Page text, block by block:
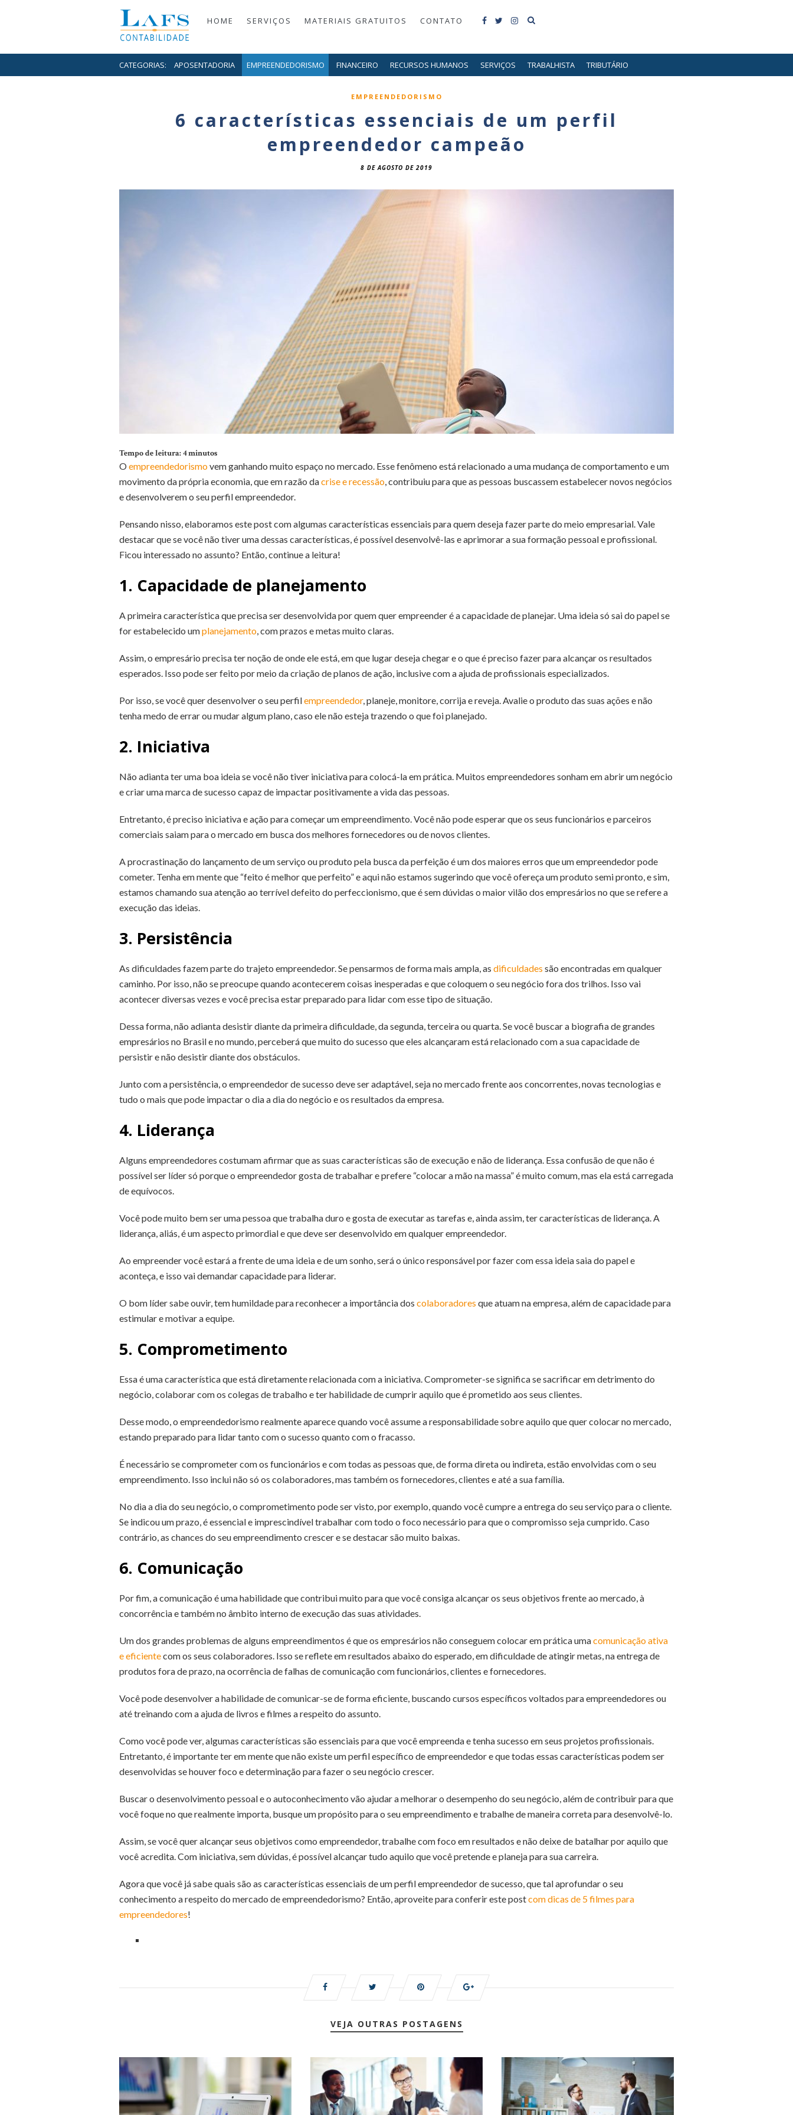
HOME SERVIÇOS MATERIAIS GRATUITOS CONTATO
CATEGORIAS: APOSENTADORIA EMPREENDEDORISMO FINANCEIRO RECURSOS HUMANOS SERVIÇOS TRABALHISTA TRIBUTÁRIO
EMPREENDEDORISMO
6 características essenciais de um perfil
empreendedor campeão
8 DE AGOSTO DE 2019
Tempo de leitura:4minutos
Oempreendedorismovem ganhando muito espaço no mercado. Esse fenômeno está relacionado a uma mudança de comportamento e um
movimento da própria economia, que em razão dacrise e recessão , contribuiu para que as pessoas buscassem estabelecer novos negócios
e desenvolverem o seu perfil empreendedor.
Pensando nisso, elaboramos este post com algumas características essenciais para quem deseja fazer parte do meio empresarial. Vale
destacar que se você não tiver uma dessas características, é possível desenvolvê-las e aprimorar a sua formação pessoal e profissional.
Ficou interessado no assunto? Então, continue a leitura!
1. Capacidade de planejamento
A primeira característica que precisa ser desenvolvida por quem quer empreender é a capacidade de planejar. Uma ideia só sai do papel se
for estabelecido umplanejamento , com prazos e metas muito claras.
Assim, o empresário precisa ter noção de onde ele está, em que lugar deseja chegar e o que é preciso fazer para alcançar os resultados
esperados. Isso pode ser feito por meio da criação de planos de ação, inclusive com a ajuda de profissionais especializados.
Por isso, se você quer desenvolver o seu perfilempreendedor, planeje, monitore, corrija e reveja. Avalie o produto das suas ações e não
tenha medo de errar ou mudar algum plano, caso ele não esteja trazendo o que foi planejado.
2. Iniciativa
Não adianta ter uma boa ideia se você não tiver iniciativa para colocá-la em prática. Muitos empreendedores sonham em abrir um negócio
e criar uma marca de sucesso capaz de impactar positivamente a vida das pessoas.
Entretanto, é preciso iniciativa e ação para começar um empreendimento. Você não pode esperar que os seus funcionários e parceiros
comerciais saiam para o mercado em busca dos melhores fornecedores ou de novos clientes.
A procrastinação do lançamento de um serviço ou produto pela busca da perfeição é um dos maiores erros que um empreendedor pode
cometer. Tenha em mente que “feito é melhor que perfeito” e aqui não estamos sugerindo que você ofereça um produto semi pronto, e sim,
estamos chamando sua atenção ao terrível defeito do perfeccionismo, que é sem dúvidas o maior vilão dos empresários no que se refere a
execução das ideias.
3. Persistência
As dificuldades fazem parte do trajeto empreendedor. Se pensarmos de forma mais ampla, as dificuldades são encontradas em qualquer
caminho. Por isso, não se preocupe quando acontecerem coisas inesperadas e que coloquem o seu negócio fora dos trilhos. Isso vai
acontecer diversas vezes e você precisa estar preparado para lidar com esse tipo de situação.
Dessa forma, não adianta desistir diante da primeira dificuldade, da segunda, terceira ou quarta. Se você buscar a biografia de grandes
empresários no Brasil e no mundo, perceberá que muito do sucesso que eles alcançaram está relacionado com a sua capacidade de
persistir e não desistir diante dos obstáculos.
Junto com a persistência, o empreendedor de sucesso deve ser adaptável, seja no mercado frente aos concorrentes, novas tecnologias e
tudo o mais que pode impactar o dia a dia do negócio e os resultados da empresa.
4. Liderança
Alguns empreendedores costumam afirmar que as suas características são de execução e não de liderança. Essa confusão de que não é
possível ser líder só porque o empreendedor gosta de trabalhar e prefere “colocar a mão na massa” é muito comum, mas ela está carregada
de equívocos.
Você pode muito bem ser uma pessoa que trabalha duro e gosta de executar as tarefas e, ainda assim, ter características de liderança. A
liderança, aliás, é um aspecto primordial e que deve ser desenvolvido em qualquer empreendedor.
Ao empreender você estará a frente de uma ideia e de um sonho, será o único responsável por fazer com essa ideia saia do papel e
aconteça, e isso vai demandar capacidade para liderar.
O bom líder sabe ouvir, tem humildade para reconhecer a importância dos colaboradores que atuam na empresa, além de capacidade para
estimular e motivar a equipe.
5. Comprometimento
Essa é uma característica que está diretamente relacionada com a iniciativa. Comprometer-se significa se sacrificar em detrimento do
negócio, colaborar com os colegas de trabalho e ter habilidade de cumprir aquilo que é prometido aos seus clientes.
Desse modo, o empreendedorismo realmente aparece quando você assume a responsabilidade sobre aquilo que quer colocar no mercado,
estando preparado para lidar tanto com o sucesso quanto com o fracasso.
É necessário se comprometer com os funcionários e com todas as pessoas que, de forma direta ou indireta, estão envolvidas com o seu
empreendimento. Isso inclui não só os colaboradores, mas também os fornecedores, clientes e até a sua família.
No dia a dia do seu negócio, o comprometimento pode ser visto, por exemplo, quando você cumpre a entrega do seu serviço para o cliente.
Se indicou um prazo, é essencial e imprescindível trabalhar com todo o foco necessário para que o compromisso seja cumprido. Caso
contrário, as chances do seu empreendimento crescer e se destacar são muito baixas.
6. Comunicação
Por fim, a comunicação é uma habilidade que contribui muito para que você consiga alcançar os seus objetivos frente ao mercado, à
concorrência e também no âmbito interno de execução das suas atividades.
Um dos grandes problemas de alguns empreendimentos é que os empresários não conseguem colocar em prática umacomunicação ativa
e eficientecom os seus colaboradores. Isso se reflete em resultados abaixo do esperado, em dificuldade de atingir metas, na entrega de
produtos fora de prazo, na ocorrência de falhas de comunicação com funcionários, clientes e fornecedores.
Você pode desenvolver a habilidade de comunicar-se de forma eficiente, buscando cursos específicos voltados para empreendedores ou
até treinando com a ajuda de livros e filmes a respeito do assunto.
Como você pode ver, algumas características são essenciais para que você empreenda e tenha sucesso em seus projetos profissionais.
Entretanto, é importante ter em mente que não existe um perfil específico de empreendedor e que todas essas características podem ser
desenvolvidas se houver foco e determinação para fazer o seu negócio crescer.
Buscar o desenvolvimento pessoal e o autoconhecimento vão ajudar a melhorar o desempenho do seu negócio, além de contribuir para que
você foque no que realmente importa, busque um propósito para o seu empreendimento e trabalhe de maneira correta para desenvolvê-lo.
Assim, se você quer alcançar seus objetivos como empreendedor, trabalhe com foco em resultados e não deixe de batalhar por aquilo que
você acredita. Com iniciativa, sem dúvidas, é possível alcançar tudo aquilo que você pretende e planeja para sua carreira.
Agora que você já sabe quais são as características essenciais de um perfil empreendedor de sucesso, que tal aprofundar o seu
conhecimento a respeito do mercado de empreendedorismo? Então, aproveite para conferir este postcom dicas de 5 filmes para
empreendedores!
VEJA OUTRAS POSTAGENS